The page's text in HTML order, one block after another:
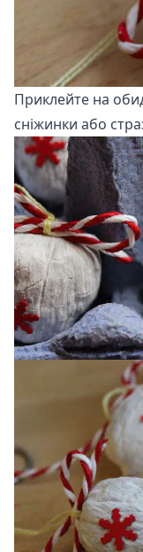
Приклейте на
сніжинки або